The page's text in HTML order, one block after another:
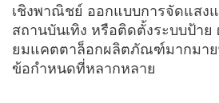
เชิงพาณิชย์ ออกแบบการจัดแสง
สถานบันเทิง หรือติดตั้งระบบป้าย
ยมแคตตาล็อกผลิตภัณฑ์มากมา
ข้อกำหนดที่หลากหลาย